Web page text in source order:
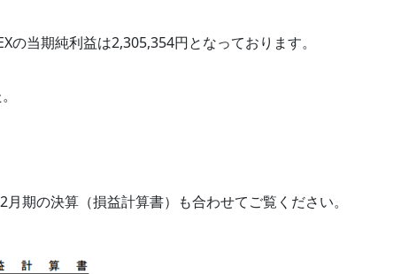
の当期純利益は2,305,354円となっております。
期の決算（損益計算書）も合わせてご覧ください。